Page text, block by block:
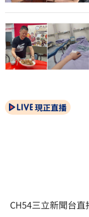
現正直播
CH54三立新聞台直